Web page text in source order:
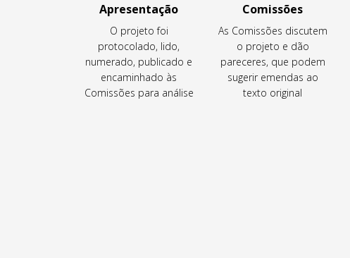
Apresentação
O projeto foi
protocolado, lido,
numerado, publicado e
encaminhado às
Comissões para análise
Comissões
As Comissões discutem
o projeto e dão
pareceres, que podem
sugerir emendas ao
texto original